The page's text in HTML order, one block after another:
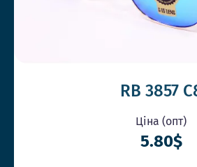
RB 3857
Ціна (опт)
5.80$